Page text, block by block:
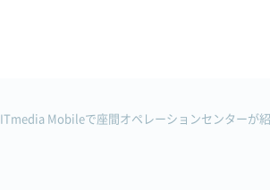
ITmedia Mobileで座間オペレーションセンターが